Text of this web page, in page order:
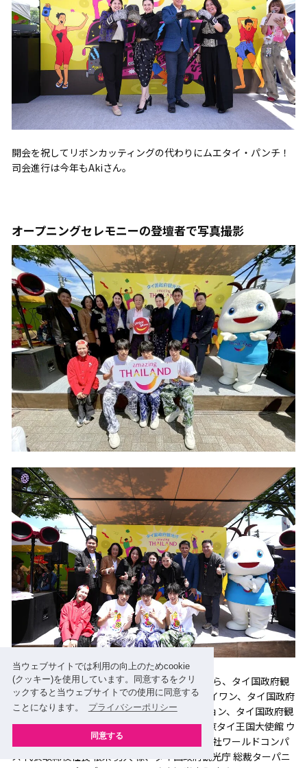
当ウェブサイトでは利用の向上のためcookie
(クッキー)を使用しています。同意するをクリ
ックすると当ウェブサイトでの使用に同意する
ことになります。
プライバシーポリシー
同意する
開会を祝してリボンカッティングの代わりにムエタイ・パンチ！
司会進行は今年もAkiさん。
オープニングセレモニーの登壇者で写真撮影
オープニングセレモニーの登壇者は写真上左から、タイ国政府観
光庁 東京事務所 所長 セークサン・スィープライワン、タイ国政府
観光庁 秘書室部長 スピィダー・オーンパンジョン、タイ国政府観
光庁 理事会 ジュタマー・ゲオピチット、在東京タイ王国大使館 ウ
ィパーウィー・ランシマーポーン公使、株式会社ワールドコンパ
ス 代表取締役社長 根来 勇人 様、タイ国政府観光庁 総裁ターパニ